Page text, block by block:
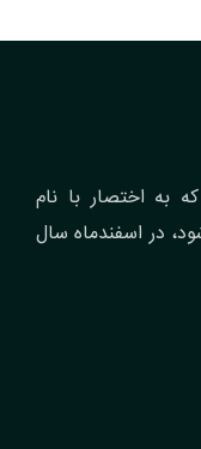
به اختصار با نام
در اسفندماه سال